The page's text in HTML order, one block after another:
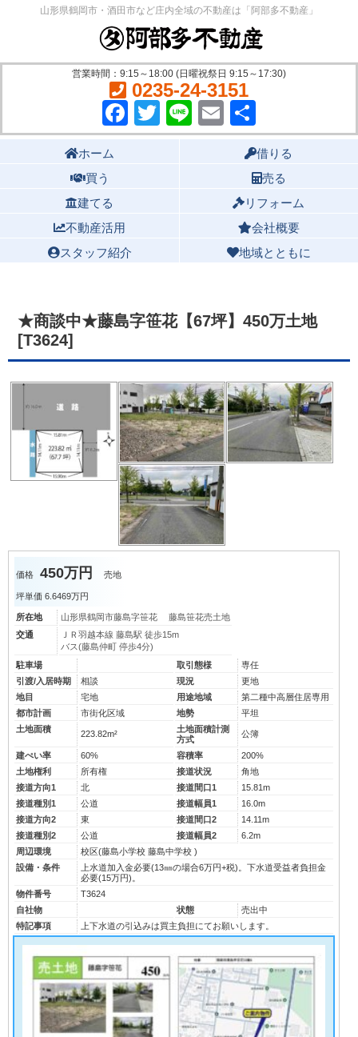
山形県鶴岡市・酒田市など庄内全域の不動産は「阿部多不動産」
営業時間：9:15～18:00 (日曜祝祭日 9:15～17:30)
0235-24-3151
Facebook
Twitter
LineEmail
有
ホーム
借りる
買う
売る
建てる
リフォーム
不動産活用
会社概要
スタッフ紹介
地域とともに
★商談中★藤島字笹花【67坪】450万土地
[T3624]
価格 450万円 売地
坪単価 6.6469万円
所在地
山形県鶴岡市藤島字笹花 藤島笹花売土地
交通
ＪＲ羽越本線 藤島駅 徒歩15m
バス(藤島仲町 停歩4分)
駐車場
取引態様
専任
引渡/入居時期
相談 現況
更地
地目
宅地 用途地域
第二種中高層住居専用
都市計画
市街化区域 地勢
平坦
土地面積
223.82m²
土地面積計測
方式
公簿
建ぺい率 60% 容積率
200%
土地権利
所有権 接道状況
角地
接道方向1
北 接道間口1
15.81m
接道種別1
公道 接道幅員1
16.0m
接道方向2
東 接道間口2
14.11m
接道種別2
公道 接道幅員2
6.2m
周辺環境
校区(藤島小学校 藤島中学校 )
設備・条件
上水道加入金必要(13㎜の場合6万円+税)。下水道受益者負担金
必要(15万円)。
物件番号
T3624
自社物
状態
売出中
特記事項
上下水道の引込みは買主負担にてお願いします。